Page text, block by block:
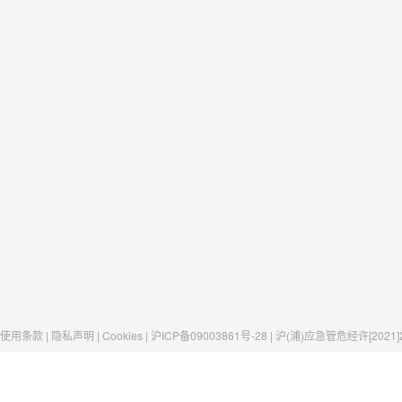
使用条款 | 隐私声明 | Cookies | 沪ICP备09003861号-28 | 沪(浦)应急管危经许